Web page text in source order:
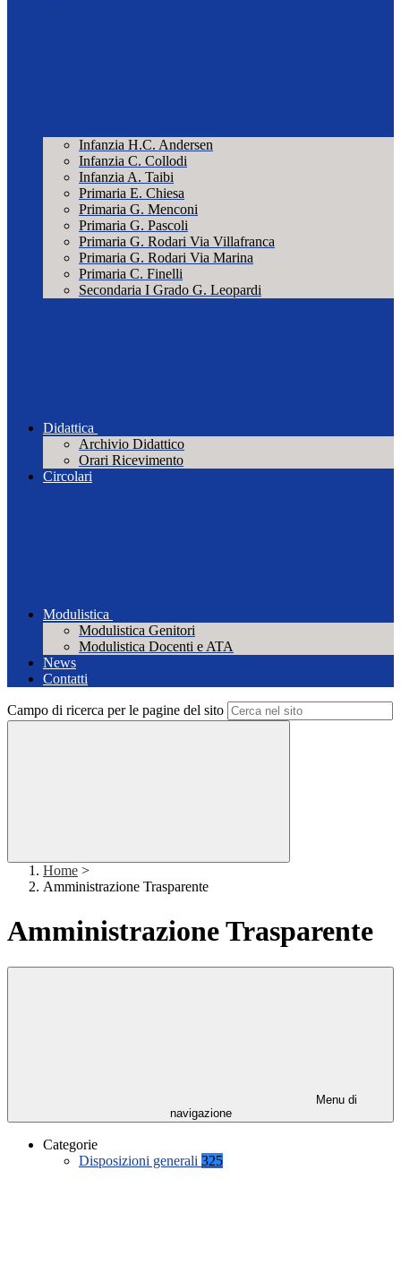
Infanzia H.C. Andersen
Infanzia C. Collodi
Infanzia A. Taibi
Primaria E. Chiesa
Primaria G. Menconi
Primaria G. Pascoli
Primaria G. Rodari Via Villafranca
Primaria G. Rodari Via Marina
Primaria C. Finelli
Secondaria I Grado G. Leopardi
Didattica
Archivio Didattico
Orari Ricevimento
Circolari
Modulistica
Modulistica Genitori
Modulistica Docenti e ATA
News
Contatti
Campo di ricerca per le pagine del sito
Home >
Amministrazione Trasparente
Amministrazione Trasparente
Menu di
navigazione
Categorie
Disposizioni generali 325